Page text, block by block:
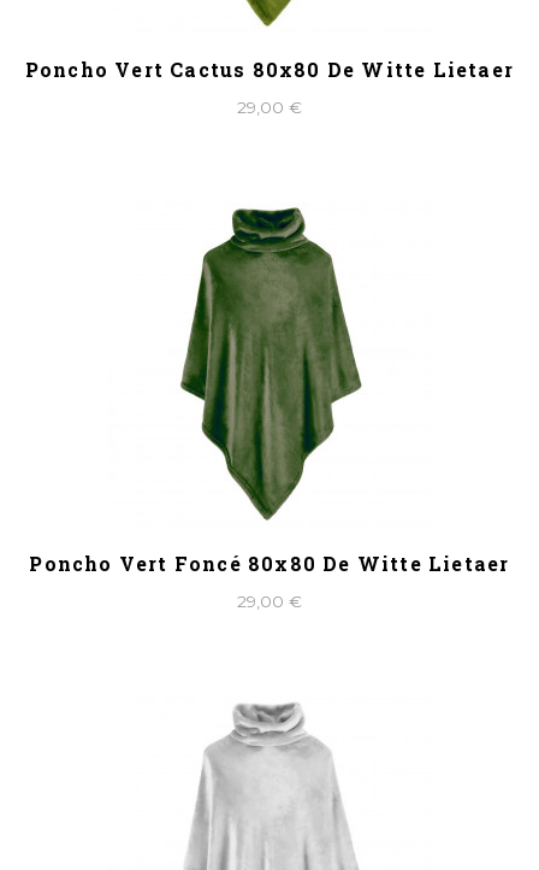
Poncho Vert Cactus 80x80 De Witte Lietaer
29,00 €
Poncho Vert Foncé 80x80 De Witte Lietaer
29,00 €